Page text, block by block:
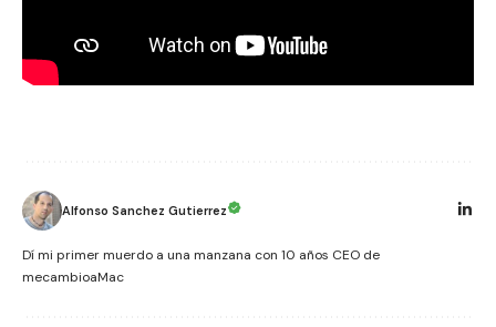
Alfonso Sanchez Gutierrez
Dí mi primer muerdo a una manzana con 10 años CEO de
mecambioaMac